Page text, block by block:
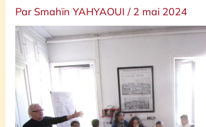
ParSmahïn YAHYAOUI/ 2 mai 2024